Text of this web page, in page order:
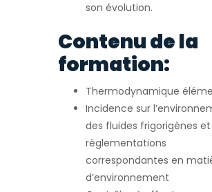
son évolution.
Contenu de la
formation:
Thermodynamique
Incidence sur
des fluides frigorigènes et
règlementations
correspondantes en
d’environnement